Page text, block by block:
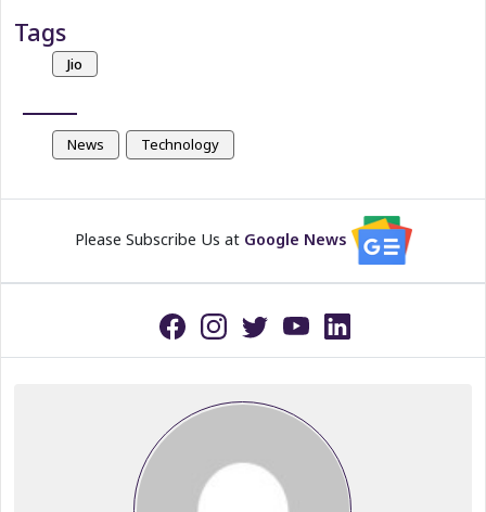
Tags
Jio
News Technology
Please Subscribe Us at Google News